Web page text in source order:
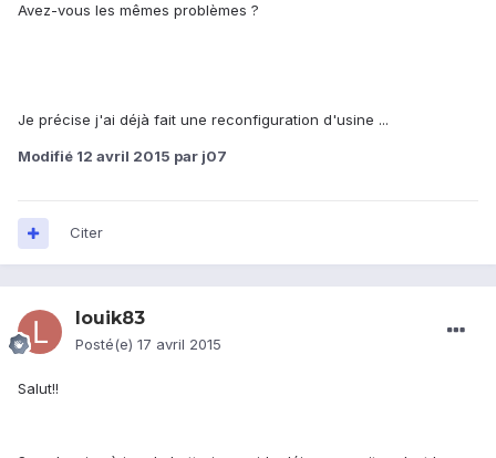
Avez-vous les mêmes problèmes ?
Je précise j'ai déjà fait une reconfiguration d'usine ...
Modifié 12 avril 2015 par j07
Citer
louik83
Posté(e) 17 avril 2015
Salut!!